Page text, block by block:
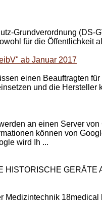
Grundverordnung (DS-
für die Öffentlichkeit
ab Januar 2017
einen Beauftragten
und die Hersteller
an einen Server
können von
wird Ih ...
GERÄTE
Medizintechnik